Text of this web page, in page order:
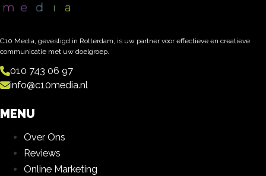
C10 Media, gevestigd in Rotterdam, is uw partner voor effectieve en creatieve
communicatie met uw doelgroep.
010 743 06 97
info@c10media.nl
MENU
Over Ons
Reviews
Online Marketing